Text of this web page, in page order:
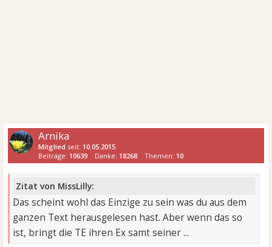
Arnika
Mitglied seit: 10.05.2015
Beiträge: 10639 Danke: 18268 Themen: 10
Zitat von MissLilly:
Das scheint wohl das Einzige zu sein was du aus dem
ganzen Text herausgelesen hast. Aber wenn das so
ist, bringt die TE ihren Ex samt seiner ...